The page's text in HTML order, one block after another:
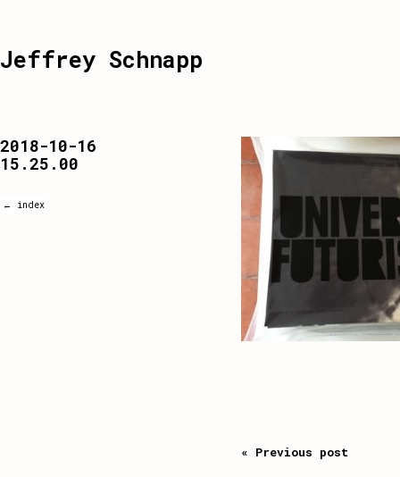
Jeffrey Schnapp
« Previous post
2018-10-16
15.25.00
← index